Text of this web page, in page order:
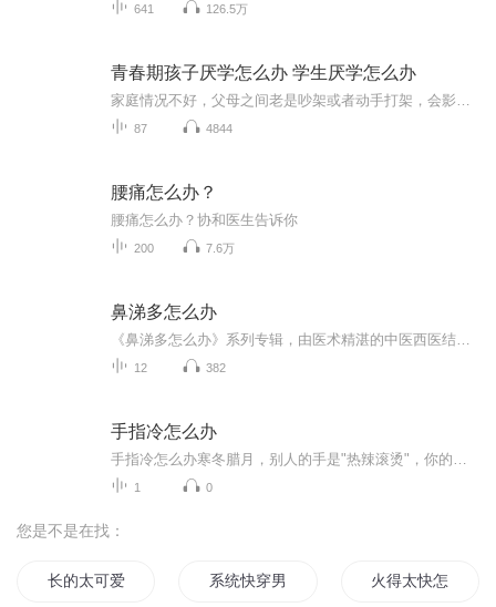
641 126.5万
青春期孩子厌学怎么办 学生厌学怎么办
87 4844
腰痛怎么办？
腰痛怎么办？协和医生告诉你
200 7.6万
鼻涕多怎么办
12 382
手指冷怎么办
1 0
您是不是在找：
长的太可爱了怎么办 系统快穿男神太宠怎么办火得太快怎么办